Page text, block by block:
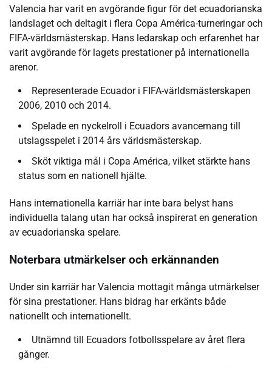
Valencia har varit en avgörande figur för det ecuadorianska
landslaget och deltagit i flera Copa América-turneringar och
FIFA-världsmästerskap. Hans ledarskap och erfarenhet har
varit avgörande för lagets prestationer på internationella
arenor.
Representerade Ecuador i FIFA-världsmästerskapen
2006, 2010 och 2014.
Spelade en nyckelroll i Ecuadors avancemang till
utslagsspelet i 2014 års världsmästerskap.
Sköt viktiga mål i Copa América, vilket stärkte hans
status som en nationell hjälte.
Hans internationella karriär har inte bara belyst hans
individuella talang utan har också inspirerat en generation
av ecuadorianska spelare.
Noterbara utmärkelser och erkännanden
Under sin karriär har Valencia mottagit många utmärkelser
för sina prestationer. Hans bidrag har erkänts både
nationellt och internationellt.
Utnämnd till Ecuadors fotbollsspelare av året flera
gånger.